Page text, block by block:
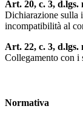
Art. 20, c. 3, d.lgs.
Dichiarazione sulla
incompatibilità al
Art. 22, c. 3, d.lgs.
Collegamento con
Normativa